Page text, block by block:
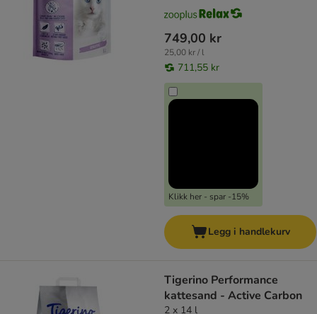
749,00 kr
25,00 kr / l
711,55 kr
Klikk her - spar -15%
Legg i handlekurv
Tigerino Performance
kattesand - Active Carbon
2 x 14 l